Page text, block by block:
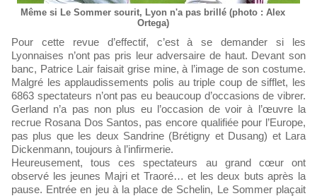
Même si Le Sommer sourit, Lyon n'a pas brillé (photo : Alex
Ortega)
Pour cette revue d’effectif, c’est à se demander si les
Lyonnaises n’ont pas pris leur adversaire de haut. Devant son
banc, Patrice Lair faisait grise mine, à l’image de son costume.
Malgré les applaudissements polis au triple coup de sifflet, les
6863 spectateurs n’ont pas eu beaucoup d’occasions de vibrer.
Gerland n’a pas non plus eu l’occasion de voir à l’œuvre la
recrue Rosana Dos Santos, pas encore qualifiée pour l’Europe,
pas plus que les deux Sandrine (Brétigny et Dusang) et Lara
Dickenmann, toujours à l’infirmerie.
Heureusement, tous ces spectateurs au grand cœur ont
observé les jeunes Majri et Traoré… et les deux buts après la
pause. Entrée en jeu à la place de Schelin, Le Sommer plaçait